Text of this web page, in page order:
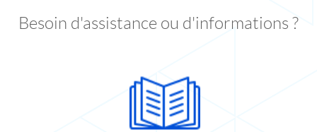
Besoin d'assistance ou d'informations ?